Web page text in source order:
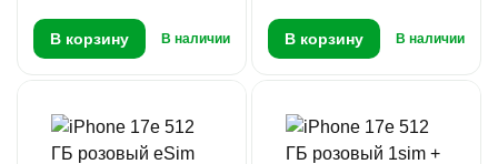
В корзину В наличии В корзину В наличии